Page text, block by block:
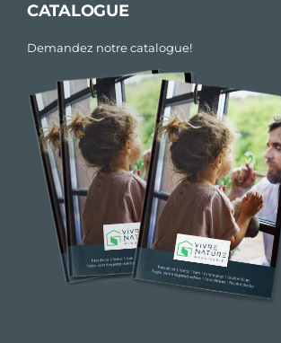
CATALOGUE
Demandez notre catalogue!